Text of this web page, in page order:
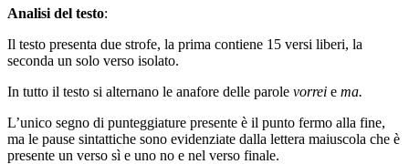
Analisi del testo:
Il testo presenta due strofe, la prima contiene 15 versi liberi, la
seconda un solo verso isolato.
In tutto il testo si alternano le anafore delle parole vorrei e ma.
L’unico segno di punteggiature presente è il punto fermo alla fine,
ma le pause sintattiche sono evidenziate dalla lettera maiuscola che è
presente un verso sì e uno no e nel verso finale.